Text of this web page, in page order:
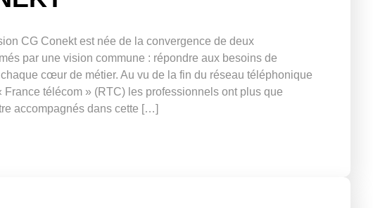
CG Conekt est née de la convergence de deux
par une vision commune : répondre aux besoins de
cœur de métier. Au vu de la fin du réseau téléphonique
France télécom » (RTC) les professionnels ont plus que
accompagnés dans cette […]